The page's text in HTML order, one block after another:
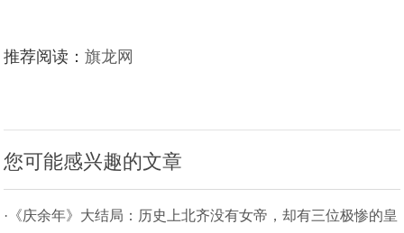
推荐阅读：旗龙网
您可能感兴趣的文章
·《庆余年》大结局：历史上北齐没有女帝，却有三位极惨的皇